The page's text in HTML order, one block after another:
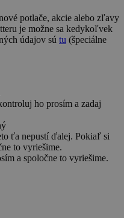
potlače, akcie alebo zľavy
je možne sa kedykoľvek
údajov sú tu (špeciálne
ho prosím a zadaj
ťa nepustí ďalej. Pokiaľ si
to vyriešime.
a spoločne to vyriešime.